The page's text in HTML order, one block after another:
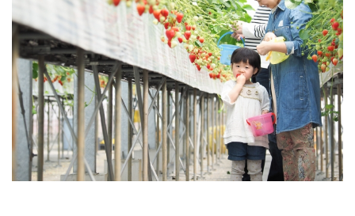
郡松
前
町』
いち
ご狩
り体
験人
気ス
ポッ
ト！